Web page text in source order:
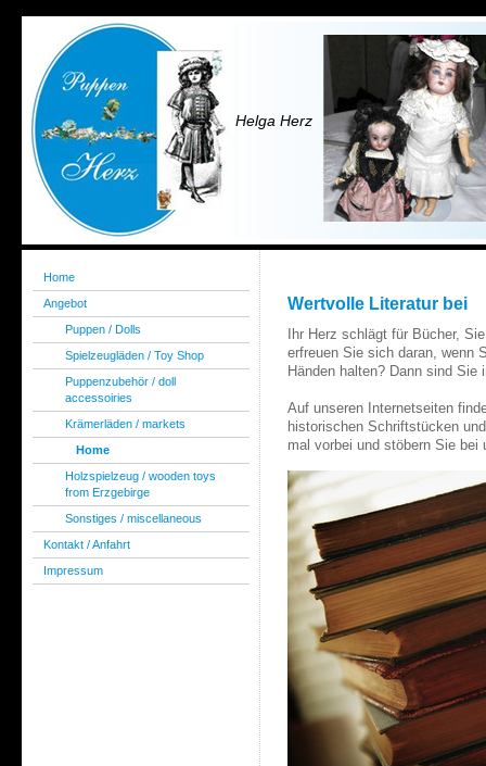
Helga Herz
Home
Angebot
Puppen / Dolls
Spielzeugläden / Toy Shop
Puppenzubehör / doll
accessoiries
Krämerläden / markets
Home
Holzspielzeug / wooden toys
from Erzgebirge
Sonstiges / miscellaneous
Kontakt / Anfahrt
Impressum
Wertvolle Literatur bei
Ihr Herz schlägt für Bücher,
erfreuen Sie sich daran, wenn
Händen halten? Dann sind Sie
Auf unseren Internetseiten
historischen Schriftstücken
mal vorbei und stöbern Sie